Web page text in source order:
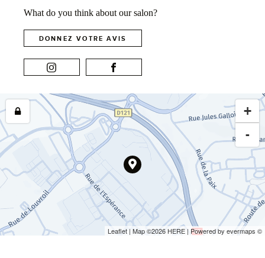
What do you think about our salon?
DONNEZ VOTRE AVIS
+
-
Leaflet | Map ©2026 HERE | Powered by evermaps ©